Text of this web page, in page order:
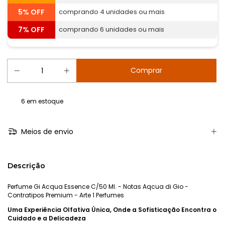
5% OFF comprando 4 unidades ou mais
7% OFF comprando 6 unidades ou mais
6 em estoque
Meios de envio
Descrição
Perfume Gi Acqua Essence C/50 Ml. - Notas Aqcua di Gio -
Contratipos Premium - Arte 1 Perfumes
Uma Experiência Olfativa Única, Onde a Sofisticação Encontra o
Cuidado e a Delicadeza